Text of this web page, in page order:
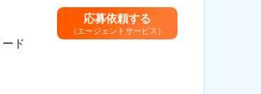
ド
応募依頼する
（エージェントサービス）